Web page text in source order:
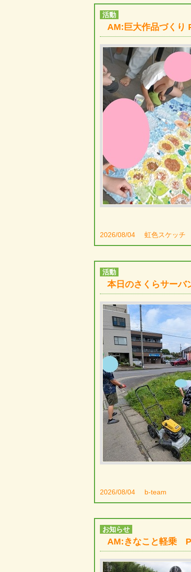
活動
AM:巨大作品づくり
2026/08/04 虹色スケッチ
活動
本日のさくらサーバ
2026/08/04 b-team
お知らせ
AM:きなこと軽乗